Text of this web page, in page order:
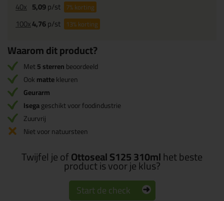
40x 5,09p/st 7%korting
100x4,76p/st 13%korting
Waarom dit product?
Met5 sterrenbeoordeeld
Ookmattekleuren
Geurarm
Isegageschikt voor foodindustrie
Zuurvrij
Niet voor natuursteen
Twijfel je ofOttoseal S125 310mlhet beste
product is voor je klus?
Start de check